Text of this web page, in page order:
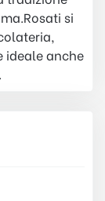
si
ideale anche